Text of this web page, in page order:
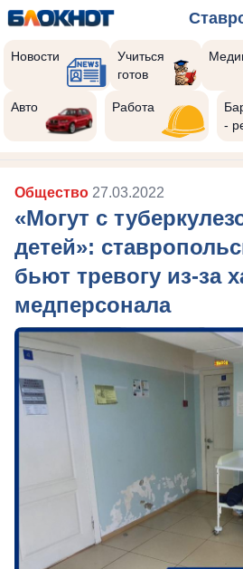
Новости
Учиться
готов
Авто Работа
-
Общество 27.03.2022
«Могут с
детей»:
бьют тревогу из-за
медперсонала